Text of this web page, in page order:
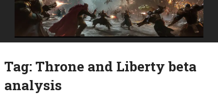
Tag: Throne and Liberty beta
analysis